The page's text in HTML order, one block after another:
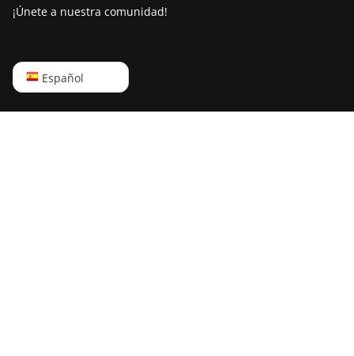
¡Únete a nuestra comunidad!
Español
English